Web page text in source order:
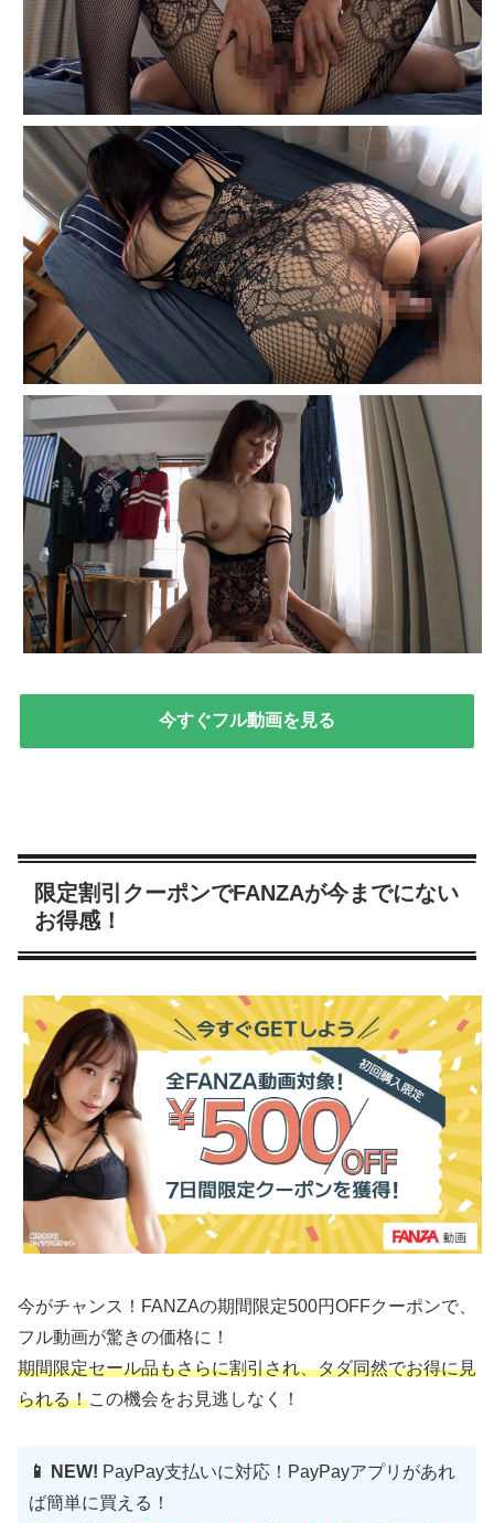
今すぐフル動画を見る
限定割引クーポンでFANZAが今までにない
お得感！
今がチャンス！FANZAの期間限定500円OFFクーポンで、
フル動画が驚きの価格に！
期間限定セール品もさらに割引され、タダ同然でお得に見
られる！この機会をお見逃しなく！
📱 NEW! PayPay支払いに対応！PayPayアプリがあれ
ば簡単に買える！